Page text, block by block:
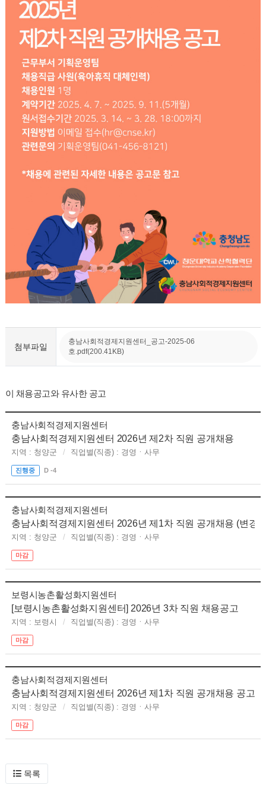
첨부파일
충남사회적경제지원센터_공고-2025-06
호.pdf(200.41KB)
이 채용공고와 유사한 공고
충남사회적경제지원센터
충남사회적경제지원센터 2026년 제2차 직원 공개채용
지역 : 청양군 직업별(직종) : 경영ㆍ사무
진행중 D -4
충남사회적경제지원센터
충남사회적경제지원센터 2026년 제1차 직원 공개채용 (변경)
지역 : 청양군 직업별(직종) : 경영ㆍ사무
마감
보령시농촌활성화지원센터
[보령시농촌활성화지원센터] 2026년 3차 직원 채용공고
지역 : 보령시 직업별(직종) : 경영ㆍ사무
마감
충남사회적경제지원센터
충남사회적경제지원센터 2026년 제1차 직원 공개채용 공고
지역 : 청양군 직업별(직종) : 경영ㆍ사무
마감
목록